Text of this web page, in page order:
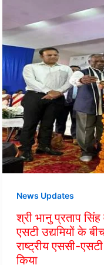
News Updates
श्री भानु प्रताप
एसटी उद्यमियों के
राष्ट्रीय एससी-
किया